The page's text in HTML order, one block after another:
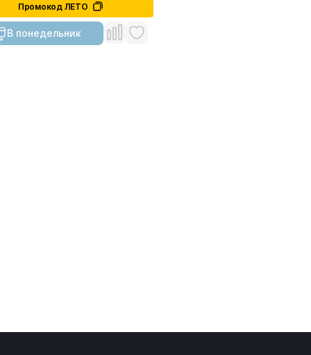
Промокод ЛЕТО
В понедельник